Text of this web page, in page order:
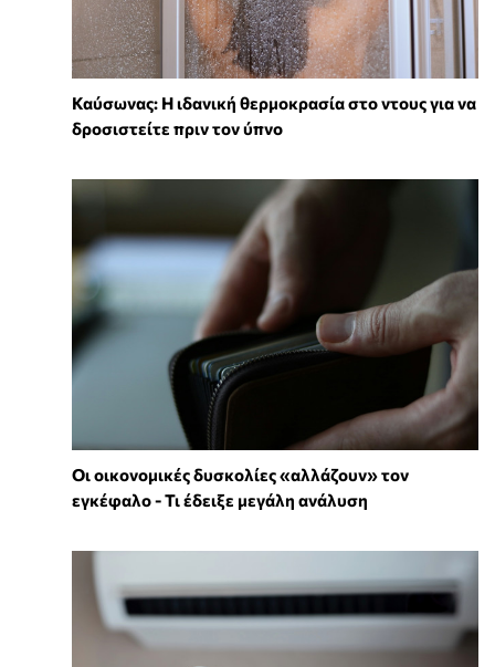
⁠Καύσωνας: Η ιδανική θερμοκρασία στο ντους για να
δροσιστείτε πριν τον ύπνο
Οι οικονομικές δυσκολίες «αλλάζουν» τον
εγκέφαλο - Τι έδειξε μεγάλη ανάλυση